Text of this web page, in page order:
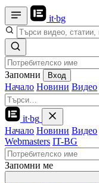
it·bg
Запомни Вход
Начало Новини Видео
it·bg
Начало Новини Видео
Webmasters IT-BG
Запомни ме